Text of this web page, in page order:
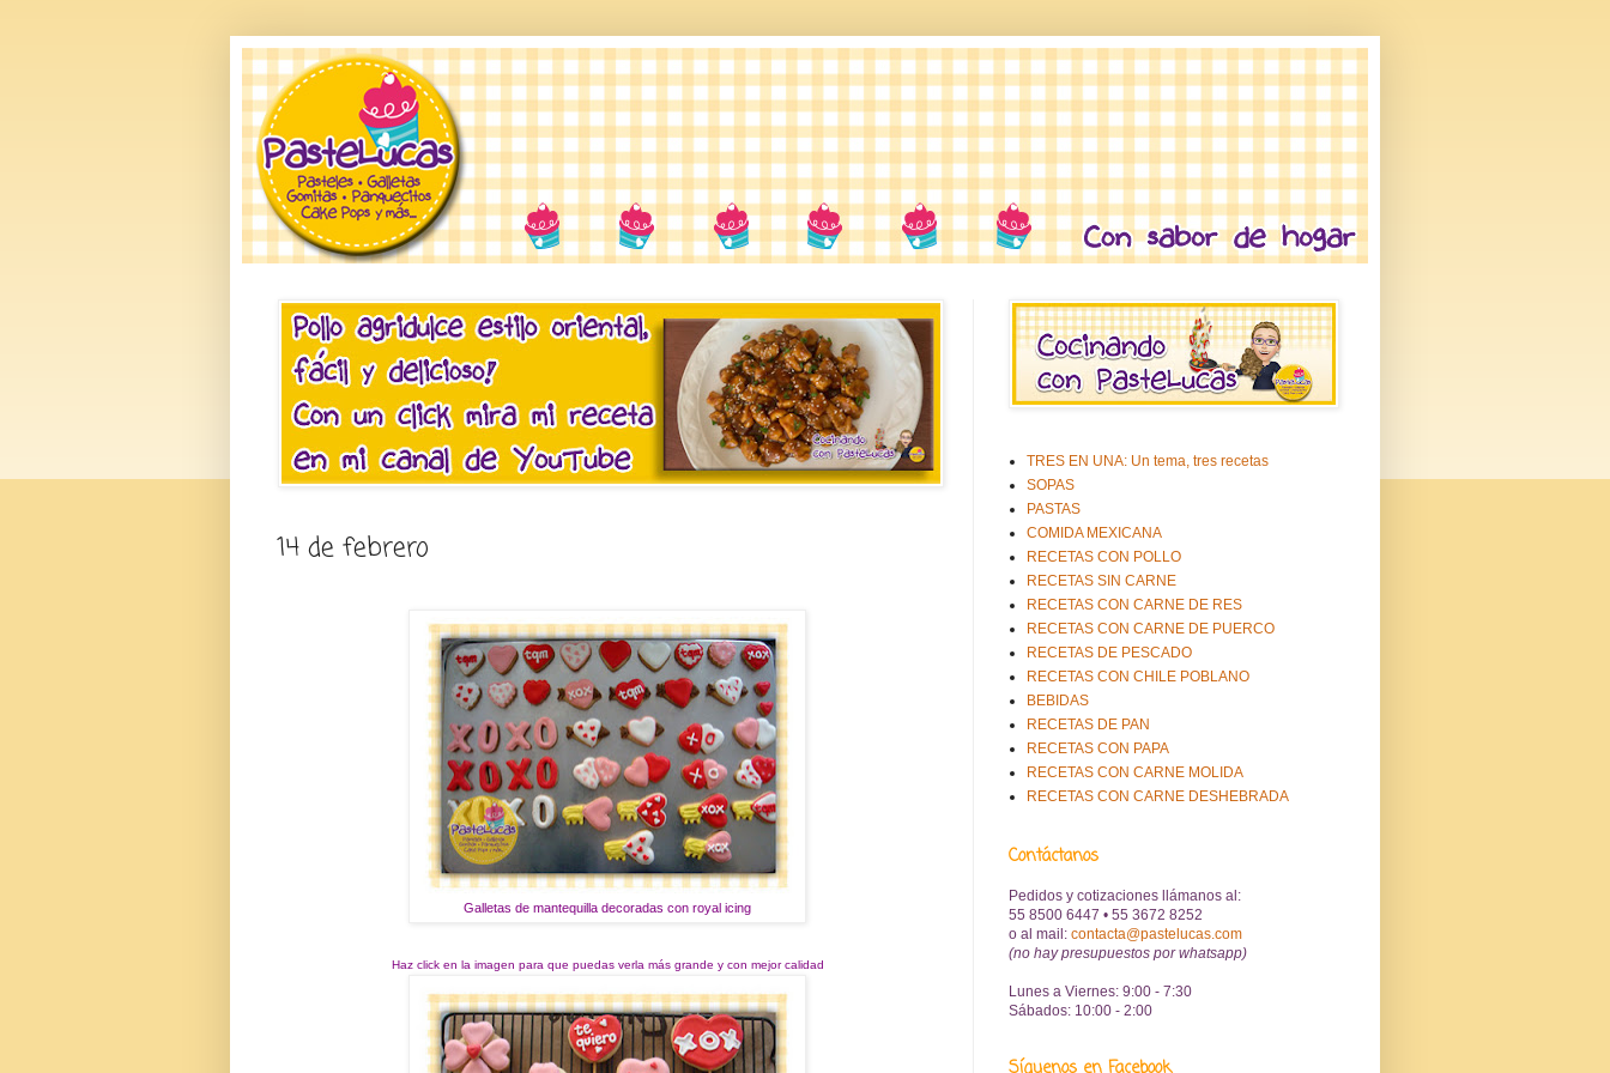
14 de febrero
Galletas de mantequilla decoradas con royal icing
Haz click en la imagen para que puedas verla más grande y con mejor calidad
TRES EN UNA: Un tema, tres recetas
SOPAS
PASTAS
COMIDA MEXICANA
RECETAS CON POLLO
RECETAS SIN CARNE
RECETAS CON CARNE DE RES
RECETAS CON CARNE DE PUERCO
RECETAS DE PESCADO
RECETAS CON CHILE POBLANO
BEBIDAS
RECETAS DE PAN
RECETAS CON PAPA
RECETAS CON CARNE MOLIDA
RECETAS CON CARNE DESHEBRADA
Contáctanos
Pedidos y cotizaciones llámanos al:
55 8500 6447 • 55 3672 8252
o al mail : contacta@pastelucas.com
(no hay presupuestos por whatsapp)
Lunes a Viernes: 9:00 - 7:30
Sábados: 10:00 - 2:00